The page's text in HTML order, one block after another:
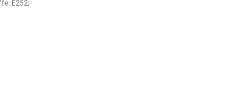
E252,